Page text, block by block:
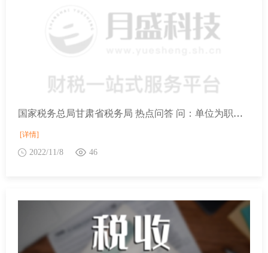
国家税务总局甘肃省税务局 热点问答 问：单位为职工个人购买商业健康保险是否属于工资薪金？
[详情]
2022/11/8 46